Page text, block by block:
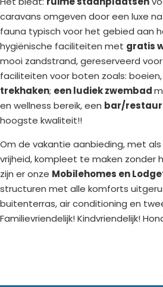
caravans omgeven door een luxe
fauna typisch voor het gebied aan
hygiënische faciliteiten met gratis
mooi zandstrand, gereserveerd
faciliteiten voor boten zoals: boeien,
trekhaken; een ludiek zwembad
en wellness bereik, een bar/
hoogste kwaliteit!!
Om de vakantie aanbieding, met
vrijheid, kompleet te maken zonder
zijn er onze Mobilehomes en
structuren met alle komforts
buitenterras, air conditioning en
Familievriendelijk! Kindvriendelijk!